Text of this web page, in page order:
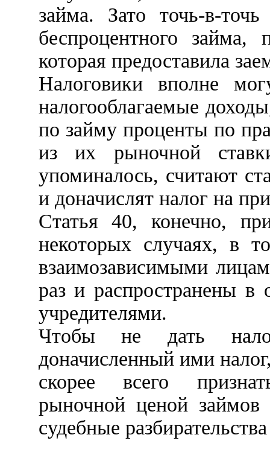
займа. Зато точь-в-
беспроцентного
которая предоставила
Налоговики вполне
налогооблагаемые
по займу проценты по
из их рыночной
упоминалось, считают
и доначислят налог на
Статья 40, конечно,
некоторых случаях, в
взаимозависимыми
раз и распространены
учредителями.
Чтобы не дать
доначисленный ими
скорее всего
рыночной ценой
судебные